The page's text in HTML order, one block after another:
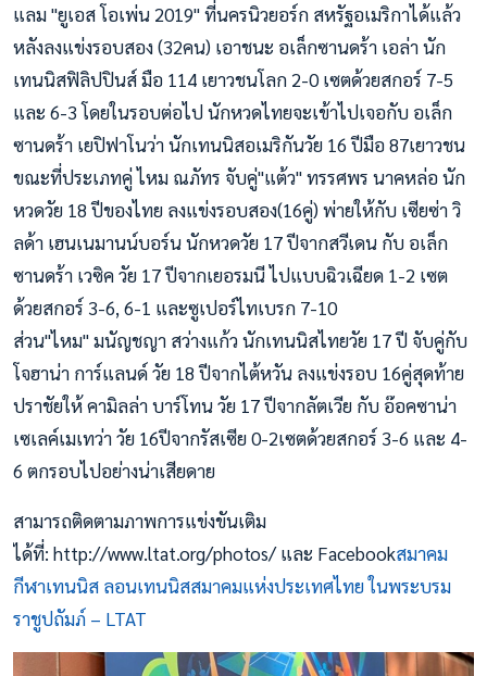
แลม "ยูเอส โอเพ่น 2019" ที่นครนิวยอร์ก สหรัฐอเมริกาได้แล้ว
หลังลงแข่งรอบสอง (32คน) เอาชนะ อเล็กซานดร้า เอล่า นัก
เทนนิสฟิลิปปินส์ มือ 114 เยาวชนโลก 2-0 เซตด้วยสกอร์ 7-5
และ 6-3 โดยในรอบต่อไป นักหวดไทยจะเข้าไปเจอกับ อเล็ก
ซานดร้า เยปิฟาโนว่า นักเทนนิสอเมริกันวัย 16 ปีมือ 87เยาวชน
ขณะที่ประเภทคู่ ไหม ณภัทร จับคู่"แต้ว" ทรรศพร นาคหล่อ นัก
หวดวัย 18 ปีของไทย ลงแข่งรอบสอง(16คู่) พ่ายให้กับ เซียซ่า วิ
ลด้า เฮนเนมานน์บอร์น นักหวดวัย 17 ปีจากสวีเดน กับ อเล็ก
ซานดร้า เวซิค วัย 17 ปีจากเยอรมนี ไปแบบฉิวเฉียด 1-2 เซต
ด้วยสกอร์ 3-6, 6-1 และซูเปอร์ไทเบรก 7-10
ส่วน"ไหม" มนัญชญา สว่างแก้ว นักเทนนิสไทยวัย 17 ปี จับคู่กับ
โจฮาน่า การ์แลนด์ วัย 18 ปีจากไต้หวัน ลงแข่งรอบ 16คู่สุดท้าย
ปราชัยให้ คามิลล่า บาร์โทน วัย 17 ปีจากลัตเวีย กับ อ๊อคซาน่า
เซเลค์เมเทว่า วัย 16ปีจากรัสเซีย 0-2เซตด้วยสกอร์ 3-6 และ 4-
6 ตกรอบไปอย่างน่าเสียดาย
สามารถติดตามภาพการแข่งขันเติม
ได้ที่: http://www.ltat.org/photos/ และ Facebookสมาคม
กีฬาเทนนิส ลอนเทนนิสสมาคมแห่งประเทศไทย ในพระบรม
ราชูปถัมภ์ – LTAT